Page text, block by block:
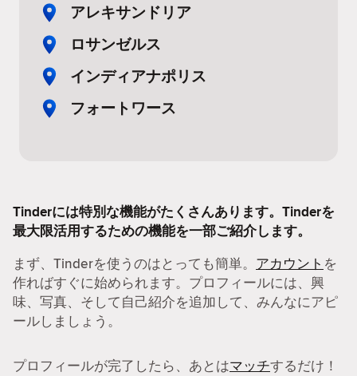
アレキサンドリア
ロサンゼルス
インディアナポリス
フォートワース
Tinderには特別な機能がたくさんあります。Tinderを
最大限活用するための機能を一部ご紹介します。
まず、Tinderを使うのはとっても簡単。 アカウント を
作ればすぐに始められます。プロフィールには、興
味、写真、そして自己紹介を追加して、みんなにアピ
ールしましょう。
プロフィールが完了したら、あとはマッチするだけ！